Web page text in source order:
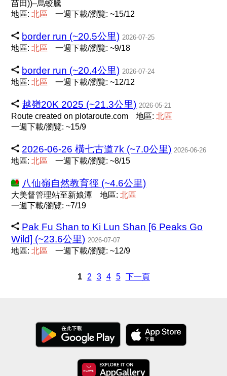
苗田))–烏蛟騰
地區:北區 一週下載/瀏覽: ~15/12
border run (~20.5公里) 2026-07-25
地區:北區 一週下載/瀏覽: ~9/18
border run (~20.4公里) 2026-07-24
地區:北區 一週下載/瀏覽: ~12/12
越嶺20K 2025 (~21.3公里) 2026-05-21
Route created on plotaroute.com 地區:北區
一週下載/瀏覽: ~15/9
2026-06-26 橫七古道7k (~7.0公里) 2026-06-26
地區:北區 一週下載/瀏覽: ~8/15
八仙嶺自然教育徑 (~4.6公里)
大美督管理站至新娘潭 地區:北區
一週下載/瀏覽: ~7/19
Pak Fu Shan to Ki Lun Shan [6 Peaks Go
Wild] (~23.6公里) 2026-07-07
地區:北區 一週下載/瀏覽: ~12/9
1 2 3 4 5 下一頁